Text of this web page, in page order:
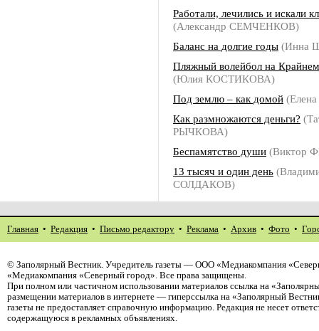
Работали, лечились и искали
(Александр СЕМЧЕНКОВ)
Баланс на долгие годы (Инна
Пляжный волейбол на
(Юлия КОСТИКОВА)
Под землю – как домой
Как размножаются деньги?
РЫЧКОВА)
Беспамятство души (Виктор
13 тысяч и один день
СОЛДАКОВ)
Главная • Редакция • Письмо редактору • Реклама • Архив • Фото •
© Заполярный Вестник. Учредитель газеты — ООО «Медиакомпания
«Медиакомпания «Северный город». Все права защищены.
При полном или частичном использовании материалов ссылка на
размещении материалов в интернете — гиперссылка на «Заполярный
газеты не предоставляет справочную информацию. Редакция не несет
содержащуюся в рекламных объявлениях.